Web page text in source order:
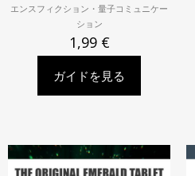
エンスフィクション・量子コミュニケー
ション
1,99 €
ガイドを見る